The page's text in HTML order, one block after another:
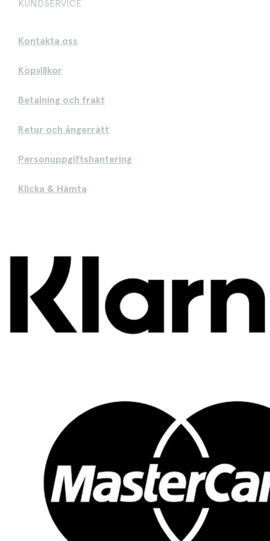
KUNDSERVICE
Kontakta oss
Köpvillkor
Betalning och frakt
Retur och ångerrätt
Personuppgiftshantering
Klicka & Hämta